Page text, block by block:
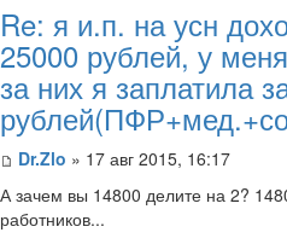
Re: я и.п. на усн
25000 рублей, у
за них я заплатила
Dr.Zlo » 17 авг 2015, 16:17
А зачем вы 14800 делите на 2?
работников...